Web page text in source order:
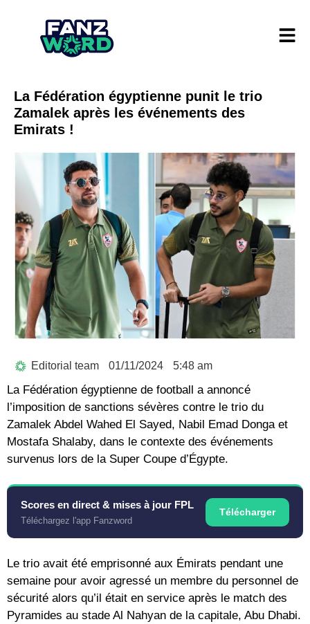
La Fédération égyptienne punit le trio
Zamalek après les événements des
Emirats !
Editorial team 01/11/2024 5:48 am
La Fédération égyptienne de football a annoncé
l’imposition de sanctions sévères contre le trio du
Zamalek Abdel Wahed El Sayed, Nabil Emad Donga et
Mostafa Shalaby, dans le contexte des événements
survenus lors de la Super Coupe d’Égypte.
Scores en direct & mises à jour FPL
Téléchargez l'app Fanzword
Télécharger
Le trio avait été emprisonné aux Émirats pendant une
semaine pour avoir agressé un membre du personnel de
sécurité alors qu’il était en service après le match des
Pyramides au stade Al Nahyan de la capitale, Abu Dhabi.